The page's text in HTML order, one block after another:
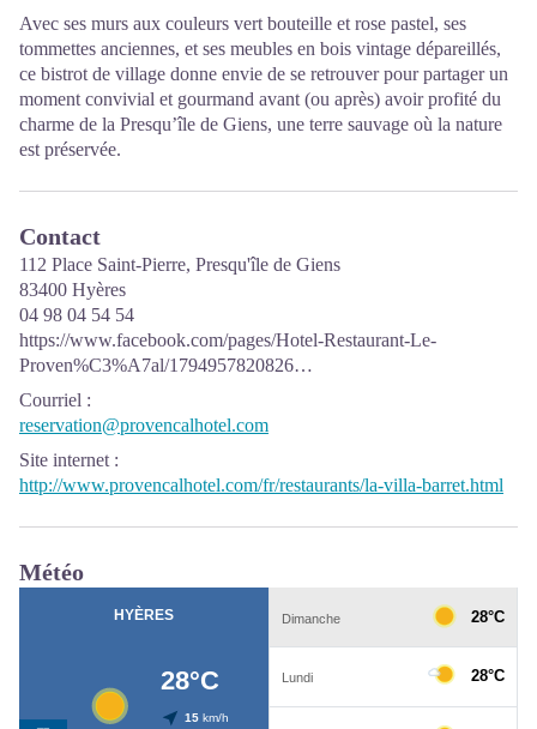
Avec ses murs aux couleurs vert bouteille et rose pastel, ses
tommettes anciennes, et ses meubles en bois vintage dépareillés,
ce bistrot de village donne envie de se retrouver pour partager un
moment convivial et gourmand avant (ou après) avoir profité du
charme de la Presqu’île de Giens, une terre sauvage où la nature
est préservée.
Contact
112 Place Saint-Pierre, Presqu'île de Giens
83400 Hyères
04 98 04 54 54
https://www.facebook.com/pages/Hotel-Restaurant-Le-
Proven%C3%A7al/1794957820826…
Courriel :
reservation@provencalhotel.com
Site internet :
http://www.provencalhotel.com/fr/restaurants/la-villa-barret.html
Météo